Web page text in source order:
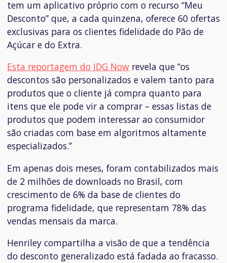
tem um aplicativo próprio com o recurso “Meu
Desconto” que, a cada quinzena, oferece 60 ofertas
exclusivas para os clientes fidelidade do Pão de
Açúcar e do Extra.
Esta reportagem do IDG Now revela que “os
descontos são personalizados e valem tanto para
produtos que o cliente já compra quanto para
itens que ele pode vir a comprar – essas listas de
produtos que podem interessar ao consumidor
são criadas com base em algoritmos altamente
especializados.”
Em apenas dois meses, foram contabilizados mais
de 2 milhões de downloads no Brasil, com
crescimento de 6% da base de clientes do
programa fidelidade, que representam 78% das
vendas mensais da marca.
Henriley compartilha a visão de que a tendência
do desconto generalizado está fadada ao fracasso.